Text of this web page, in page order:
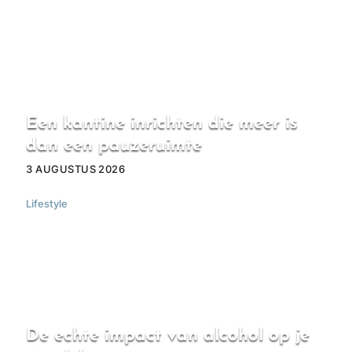
Een kantine inrichten die meer is
dan een pauzeruimte
3 AUGUSTUS 2026
Lifestyle
De echte impact van alcohol op je